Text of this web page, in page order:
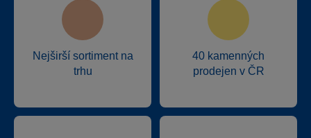
Nejširší sortiment na
trhu
40 kamenných
prodejen v ČR